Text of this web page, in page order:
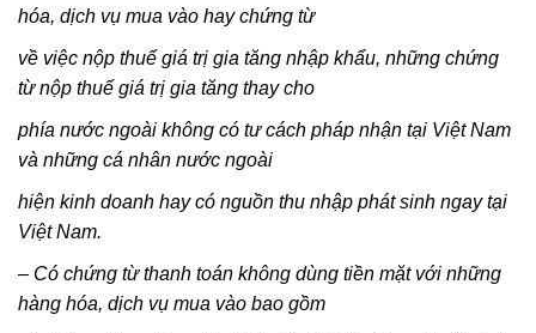
hóa, dịch vụ mua vào hay chứng từ
về việc nộp thuế giá trị gia tăng nhập khẩu, những chứng
từ nộp thuế giá trị gia tăng thay cho
phía nước ngoài không có tư cách pháp nhận tại Việt Nam
và những cá nhân nước ngoài
hiện kinh doanh hay có nguồn thu nhập phát sinh ngay tại
Việt Nam.
– Có chứng từ thanh toán không dùng tiền mặt với những
hàng hóa, dịch vụ mua vào bao gồm